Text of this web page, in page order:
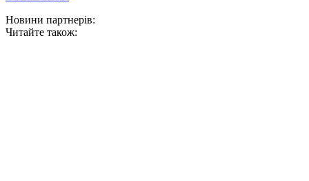
Новини партнерів:
Читайте також: